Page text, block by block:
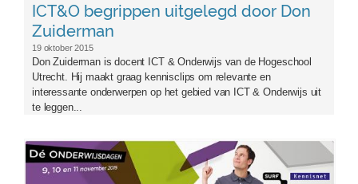
ICT&O begrippen uitgelegd door Don
Zuiderman
19 oktober 2015
Don Zuiderman is docent ICT & Onderwijs van de Hogeschool
Utrecht. Hij maakt graag kennisclips om relevante en
interessante onderwerpen op het gebied van ICT & Onderwijs uit
te leggen...
owd2015.png